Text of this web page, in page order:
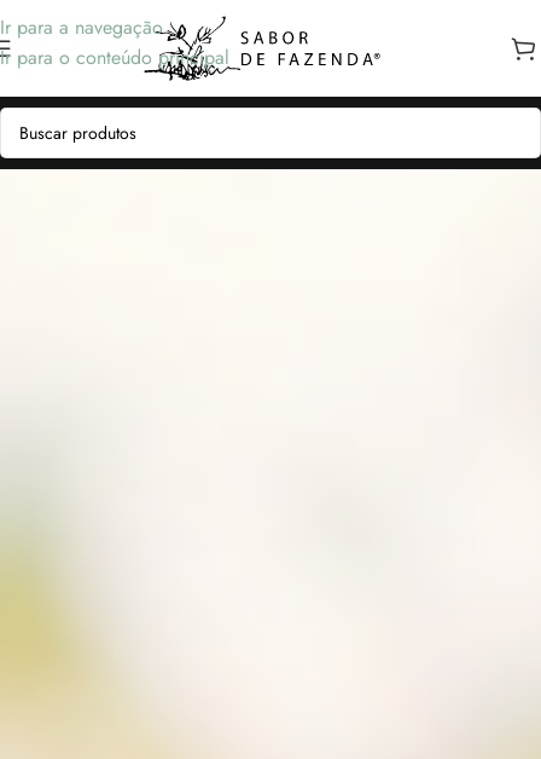
Ir para a navegação
Ir para o conteúdo principal